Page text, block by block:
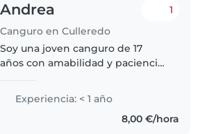
Andrea
Canguro en Culleredo
1
Soy una joven canguro de 17
años con amabilidad y paciencia.
previa, me encanta estar con
niños y disfruto de actividades
como el dibujo, la lectura, las..
Experiencia: < 1 año
8,00 €/hora